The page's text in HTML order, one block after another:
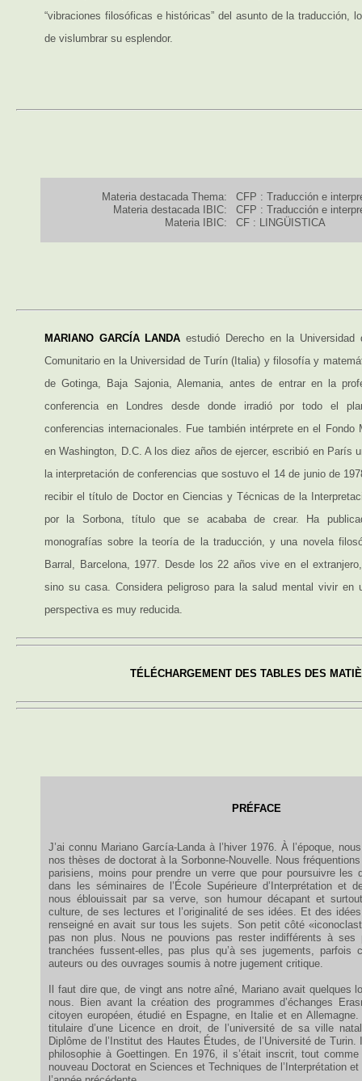
“vibraciones filosóficas e históricas” del asunto de la traducción,
de vislumbrar su esplendor.
Materia destacada Thema:
CFP : Traducción e
Materia destacada IBIC:
CFP : Traducción e
Materia IBIC:
CF : LINGÜISTICA
MARIANO GARCÍA LANDA estudió Derecho en la Universidad
Comunitario en la Universidad de Turín (Italia) y filosofía y
de Gotinga, Baja Sajonia, Alemania, antes de entrar en la
conferencia en Londres desde donde irradió por todo el
conferencias internacionales. Fue también intérprete en el Fondo
en Washington, D.C. A los diez años de ejercer, escribió en París
la interpretación de conferencias que sostuvo el 14 de junio de
recibir el título de Doctor en Ciencias y Técnicas de la
por la Sorbona, título que se acababa de crear. Ha
monografías sobre la teoría de la traducción, y una novela
Barral, Barcelona, 1977. Desde los 22 años vive en el
sino su casa. Considera peligroso para la salud mental vivir en
perspectiva es muy reducida.
TÉLÉCHARGEMENT DES TABLES DES
PRÉFACE
J’ai connu Mariano García-Landa à l’hiver 1976. À l’époque,
nos thèses de doctorat à la Sorbonne-Nouvelle. Nous
parisiens, moins pour prendre un verre que pour poursuivre les
dans les séminaires de l’École Supérieure d’Interprétation et
nous éblouissait par sa verve, son humour décapant et
culture, de ses lectures et l’originalité de ses idées. Et des
renseigné en avait sur tous les sujets. Son petit côté
pas non plus. Nous ne pouvions pas rester indifférents à ses
tranchées fussent-elles, pas plus qu’à ses jugements, parfois
auteurs ou des ouvrages soumis à notre jugement critique.
Il faut dire que, de vingt ans notre aîné, Mariano avait quelques
nous. Bien avant la création des programmes d’échanges
citoyen européen, étudié en Espagne, en Italie et en
titulaire d’une Licence en droit, de l’université de sa ville
Diplôme de l’Institut des Hautes Études, de l’Université de
philosophie à Goettingen. En 1976, il s’était inscrit, tout
nouveau Doctorat en Sciences et Techniques de l’Interprétation